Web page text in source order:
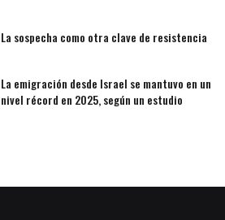
La sospecha como otra clave de resistencia
La emigración desde Israel se mantuvo en un
nivel récord en 2025, según un estudio